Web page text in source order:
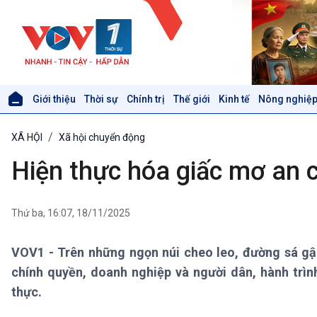
Giới thiệu Thời sự Chính trị Thế giới Kinh tế Nông
Thời sự 12h
Thời sự 18h
Xã hội
XÃ HỘI Xã hội chuyển động
Hiện thực hóa giấc mơ an
Thứ ba, 16:07, 18/11/2025
VOV1 - Trên những ngọn núi cheo leo, đường sá
chính quyền, doanh nghiệp và người dân, hành
thực.